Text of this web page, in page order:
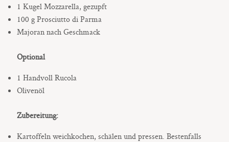
1 Kugel Mozzarella, gezupft
100 g Prosciutto di Parma
Majoran nach Geschmack
Optional
1 Handvoll Rucola
Olivenöl
Zubereitung:
Kartoffeln weichkochen, schälen und pressen. Bestenfalls